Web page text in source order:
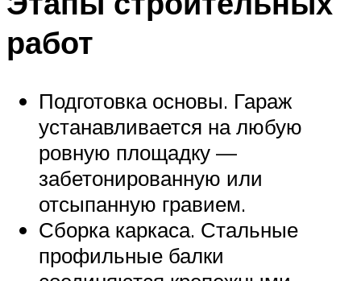
работ
Подготовка основы. Гараж
устанавливается на любую
ровную площадку —
забетонированную или
отсыпанную гравием.
Сборка каркаса. Стальные
профильные балки